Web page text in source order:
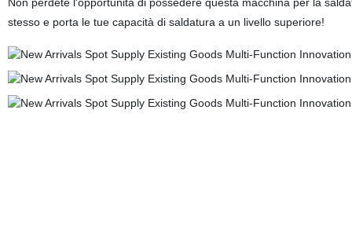
stesso e porta le tue capacità di saldatura a un livello superiore!